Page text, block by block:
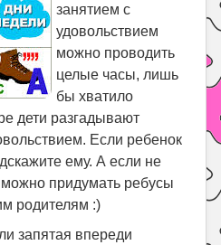
занятием с
удовольствием
можно проводить
целые часы, лишь
бы хватило
дети разгадывают
Если ребенок
ему. А если не
придумать ребусы
родителям :)
запятая впереди